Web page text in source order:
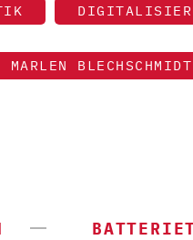
MARLEN BLECHSCHMIDT